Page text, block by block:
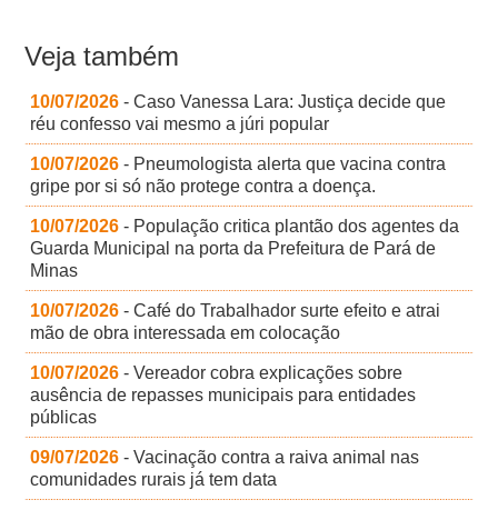
Veja também
10/07/2026 - Caso Vanessa Lara: Justiça decide que
réu confesso vai mesmo a júri popular
10/07/2026 - Pneumologista alerta que vacina contra
gripe por si só não protege contra a doença.
10/07/2026 - População critica plantão dos agentes da
Guarda Municipal na porta da Prefeitura de Pará de
Minas
10/07/2026 - Café do Trabalhador surte efeito e atrai
mão de obra interessada em colocação
10/07/2026 - Vereador cobra explicações sobre
ausência de repasses municipais para entidades
públicas
09/07/2026 - Vacinação contra a raiva animal nas
comunidades rurais já tem data